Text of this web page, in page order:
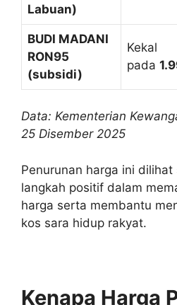
Labuan)
BUDI MADANI
RON95
(subsidi)
Kekal
pada
Data: Kementerian
25 Disember 2025
Penurunan harga ini
langkah positif dalam
harga serta membantu
kos sara hidup rakyat.
Kenapa Harga